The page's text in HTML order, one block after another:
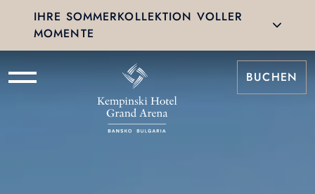
IHRE SOMMERKOLLEKTION VOLLER
MOMENTE
BUCHEN